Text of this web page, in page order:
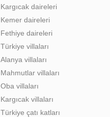
Kargıcak daireleri
Kemer daireleri
Fethiye daireleri
Türkiye villaları
Alanya villaları
Mahmutlar villaları
Oba villaları
Kargıcak villaları
Türkiye çatı katları